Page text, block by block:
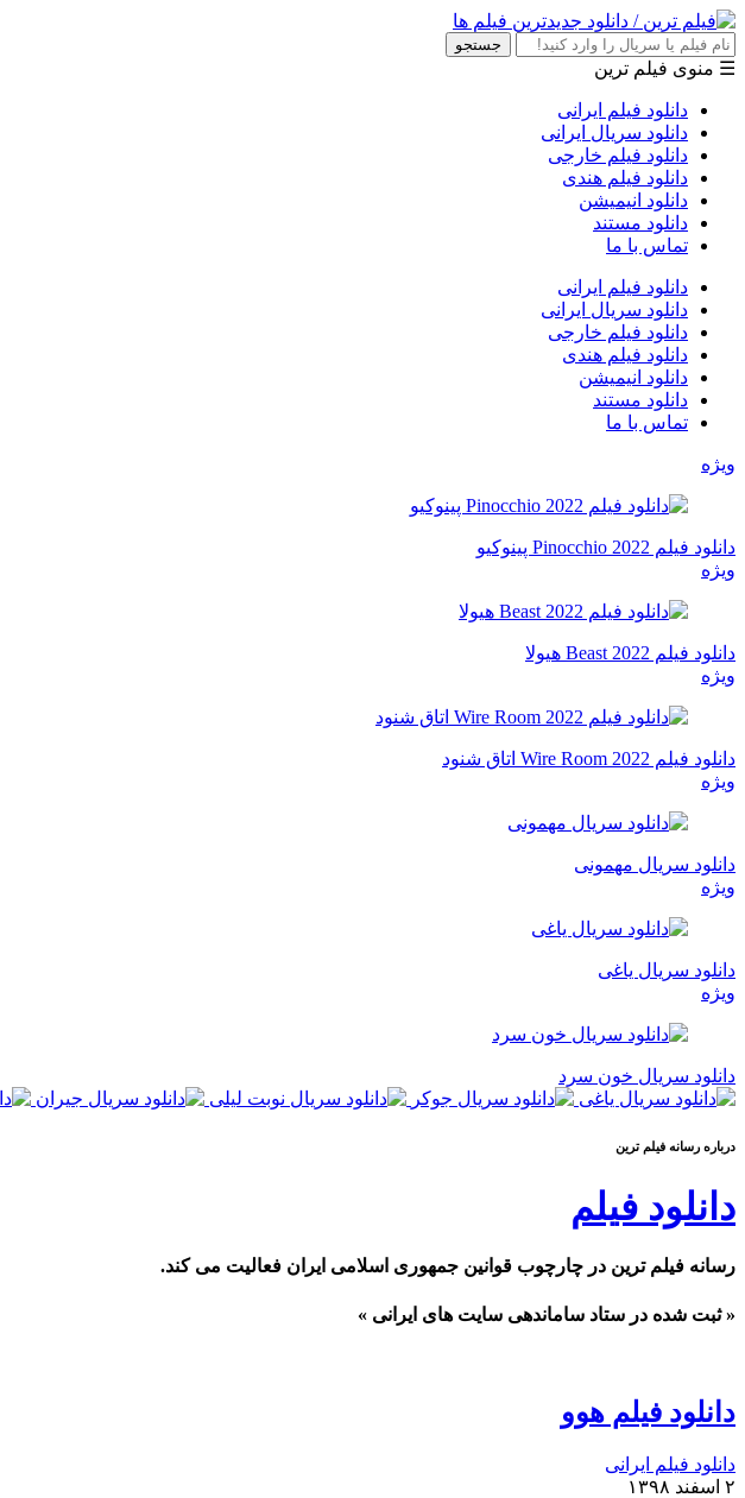
جستجو
☰ منوی فیلم ترین
دانلود فیلم ایرانی
دانلود سریال ایرانی
دانلود فیلم خارجی
دانلود فیلم هندی
دانلود انیمیشن
دانلود مستند
تماس با ما
دانلود فیلم ایرانی
دانلود سریال ایرانی
دانلود فیلم خارجی
دانلود فیلم هندی
دانلود انیمیشن
دانلود مستند
تماس با ما
ویژه
دانلود فیلم Pinocchio 2022 پینوکیو
ویژه
دانلود فیلم Beast 2022 هیولا
ویژه
دانلود فیلم Wire Room 2022 اتاق شنود
ویژه
دانلود سریال مهمونی
ویژه
دانلود سریال یاغی
ویژه
دانلود سریال خون سرد
درباره رسانه فيلم ترين
دانلود فیلم
رسانه فیلم ترین در چارچوب قوانین جمهوری اسلامی ایران فعالیت می کند.
« ثبت شده در ستاد ساماندهی سایت های ایرانی »
دانلود فیلم هوو
دانلود فیلم ایرانی
۲ اسفند ۱۳۹۸